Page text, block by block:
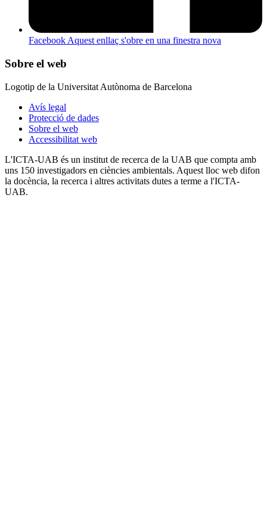
Facebook Aquest enllaç s'obre en una finestra nova
Sobre el web
Logotip de la Universitat Autònoma de Barcelona
Avís legal
Protecció de dades
Sobre el web
Accessibilitat web
L'ICTA-UAB és un institut de recerca de la UAB que compta amb
uns 150 investigadors en ciències ambientals. Aquest lloc web difon
la docència, la recerca i altres activitats dutes a terme a l'ICTA-
UAB.